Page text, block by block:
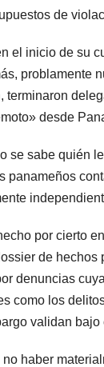
de
el inicio de su
problamente
terminaron
desde
se sabe quién
panameños
por cierto
de
denuncias
como los
validan
haber